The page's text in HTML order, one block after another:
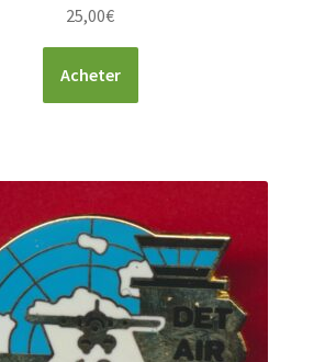
25,00€
Acheter